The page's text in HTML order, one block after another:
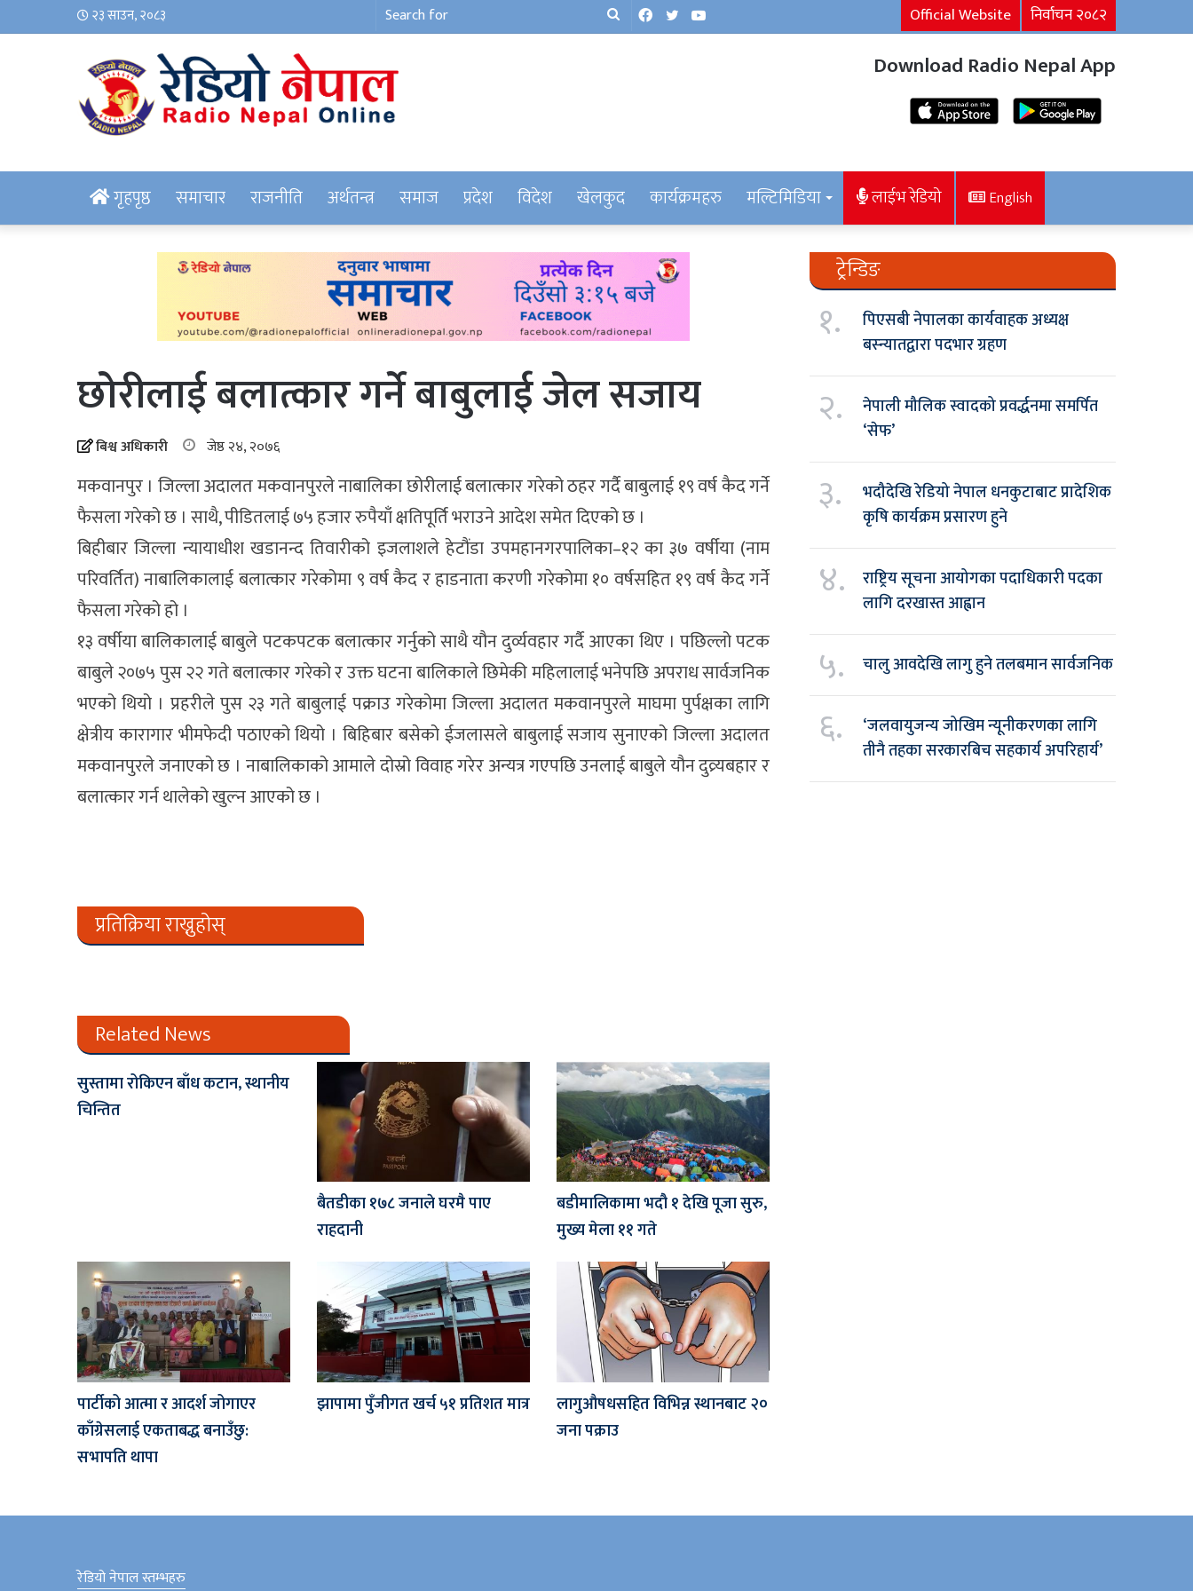
२३ साउन, २०८३
SearchFacebook
TwitterYouTube Official Website निर्वाचन २०८२
Download Radio Nepal App
गृहपृष्ठ समाचार राजनीति अर्थतन्त्र समाज प्रदेश विदेश खेलकुद कार्यक्रमहरु मल्टिमिडिया लाईभ रेडियो English
छोरीलाई बलात्कार गर्ने बाबुलाई जेल सजाय
बिश्व अधिकारी जेष्ठ २४, २०७६
मकवानपुर । जिल्ला अदालत मकवानपुरले नाबालिका छोरीलाई बलात्कार गरेको ठहर गर्दै बाबुलाई १९ वर्ष कैद गर्ने
फैसला गरेको छ । साथै, पीडितलाई ७५ हजार रुपैयाँ क्षतिपूर्ति भराउने आदेश समेत दिएको छ ।
बिहीबार जिल्ला न्यायाधीश खडानन्द तिवारीको इजलाशले हेटौंडा उपमहानगरपालिका–१२ का ३७ वर्षीया (नाम
परिवर्तित) नाबालिकालाई बलात्कार गरेकोमा ९ वर्ष कैद र हाडनाता करणी गरेकोमा १० वर्षसहित १९ वर्ष कैद गर्ने
फैसला गरेको हो ।
१३ वर्षीया बालिकालाई बाबुले पटकपटक बलात्कार गर्नुको साथै यौन दुर्व्यवहार गर्दै आएका थिए । पछिल्लो पटक
बाबुले २०७५ पुस २२ गते बलात्कार गरेको र उक्त घटना बालिकाले छिमेकी महिलालाई भनेपछि अपराध सार्वजनिक
भएको थियो । प्रहरीले पुस २३ गते बाबुलाई पक्राउ गरेकोमा जिल्ला अदालत मकवानपुरले माघमा पुर्पक्षका लागि
क्षेत्रीय कारागार भीमफेदी पठाएको थियो । बिहिबार बसेको ईजलासले बाबुलाई सजाय सुनाएको जिल्ला अदालत
मकवानपुरले जनाएको छ । नाबालिकाको आमाले दोस्रो विवाह गरेर अन्यत्र गएपछि उनलाई बाबुले यौन दुव्र्यबहार र
बलात्कार गर्न थालेको खुल्न आएको छ ।
प्रतिक्रिया राख्नुहोस्
Related News
सुस्तामा रोकिएन बाँध कटान, स्थानीय
चिन्तित
बैतडीका १७८ जनाले घरमै पाए
राहदानी
बडीमालिकामा भदौ १ देखि पूजा सुरु,
मुख्य मेला ११ गते
पार्टीको आत्मा र आदर्श जोगाएर
काँग्रेसलाई एकताबद्ध बनाउँछु:
सभापति थापा
झापामा पुँजीगत खर्च ५१ प्रतिशत मात्र
लागुऔषधसहित विभिन्न स्थानबाट २०
जना पक्राउ
ट्रेन्डिङ
१.
पिएसबी नेपालका कार्यवाहक अध्यक्ष
बस्न्यातद्वारा पदभार ग्रहण
२.
नेपाली मौलिक स्वादको प्रवर्द्धनमा समर्पित
‘सेफ’
३.
भदौदेखि रेडियो नेपाल धनकुटाबाट प्रादेशिक
कृषि कार्यक्रम प्रसारण हुने
४.
राष्ट्रिय सूचना आयोगका पदाधिकारी पदका
लागि दरखास्त आह्वान
५. चालु आवदेखि लागु हुने तलबमान सार्वजनिक
६.
‘जलवायुजन्य जोखिम न्यूनीकरणका लागि
तीनै तहका सरकारबिच सहकार्य अपरिहार्य’
रेडियो नेपाल स्तम्भहरु